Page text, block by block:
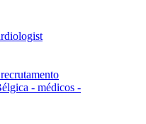
- médicos -